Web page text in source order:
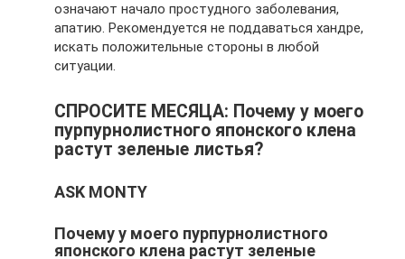
означают начало простудного заболевания,
апатию. Рекомендуется не поддаваться хандре,
искать положительные стороны в любой
ситуации.
СПРОСИТЕ МЕСЯЦА: Почему у моего
пурпурнолистного японского клена
растут зеленые листья?
ASK MONTY
Почему у моего пурпурнолистного
японского клена растут зеленые